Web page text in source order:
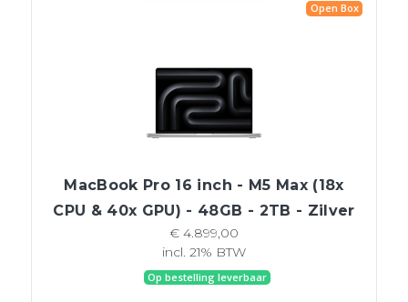
Open Box
MacBook Pro 16 inch - M5 Max (18x
CPU & 40x GPU) - 48GB - 2TB - Zilver
€ 4.899,00
incl. 21% BTW
Op bestelling leverbaar